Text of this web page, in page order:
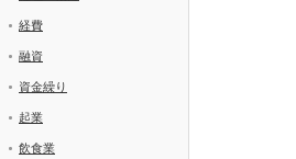
経費
融資
資金繰り
起業
飲食業